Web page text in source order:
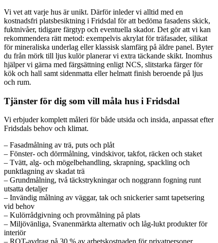
Vi vet att varje hus är unikt. Därför inleder vi alltid med en
kostnadsfri platsbesiktning i Fridsdal för att bedöma fasadens skick,
fuktnivåer, tidigare färgtyp och eventuella skador. Det gör att vi kan
rekommendera rätt metod: exempelvis akrylat för träfasader, silikat
för mineraliska underlag eller klassisk slamfärg på äldre panel. Byter
du från mörk till ljus kulör planerar vi extra täckande skikt. Inomhus
hjälper vi gärna med färgsättning enligt NCS, slitstarka färger för
kök och hall samt sidenmatta eller helmatt finish beroende på ljus
och rum.
Tjänster för dig som vill måla hus i Fridsdal
Vi erbjuder komplett måleri för både utsida och insida, anpassat efter
Fridsdals behov och klimat.
– Fasadmålning av trä, puts och plåt
– Fönster- och dörrmålning, vindskivor, takfot, räcken och staket
– Tvätt, alg- och mögelbehandling, skrapning, spackling och
punktlagning av skadat trä
– Grundmålning, två täckstrykningar och noggrann fogning runt
utsatta detaljer
– Invändig målning av väggar, tak och snickerier samt tapetsering
vid behov
– Kulörrådgivning och provmålning på plats
– Miljövänliga, Svanenmärkta alternativ och låg-lukt produkter för
interiör